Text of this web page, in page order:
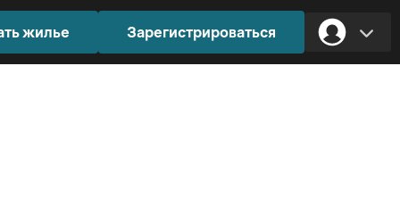
жилье Зарегистрироваться